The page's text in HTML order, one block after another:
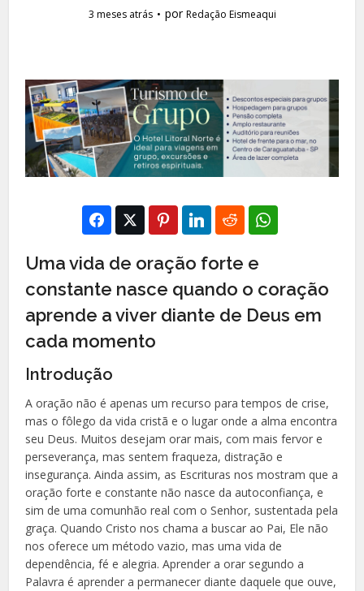
3 meses atrás porRedação Eismeaqui
Uma vida de oração forte e
constante nasce quando o coração
aprende a viver diante de Deus em
cada momento
Introdução
A oração não é apenas um recurso para tempos de crise,
mas o fôlego da vida cristã e o lugar onde a alma encontra
seu Deus. Muitos desejam orar mais, com mais fervor e
perseverança, mas sentem fraqueza, distração e
insegurança. Ainda assim, as Escrituras nos mostram que a
oração forte e constante não nasce da autoconfiança, e
sim de uma comunhão real com o Senhor, sustentada pela
graça. Quando Cristo nos chama a buscar ao Pai, Ele não
nos oferece um método vazio, mas uma vida de
dependência, fé e alegria. Aprender a orar segundo a
Palavra é aprender a permanecer diante daquele que ouve,